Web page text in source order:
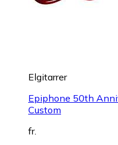
Elgitarrer
Epiphone 50th
Custom
fr.